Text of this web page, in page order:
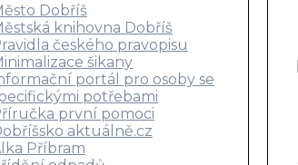
Dobříš
knihovna Dobříš
českého pravopisu
šikany
portál pro osoby se
potřebami
první pomoci
aktuálně.cz
Příbram